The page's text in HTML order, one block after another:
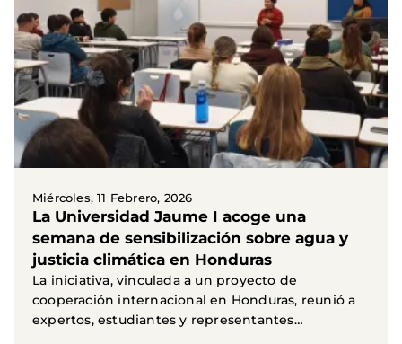
Miércoles, 11 Febrero, 2026
La Universidad Jaume I acoge una
semana de sensibilización sobre agua y
justicia climática en Honduras
La iniciativa, vinculada a un proyecto de
cooperación internacional en Honduras, reunió a
expertos, estudiantes y representantes